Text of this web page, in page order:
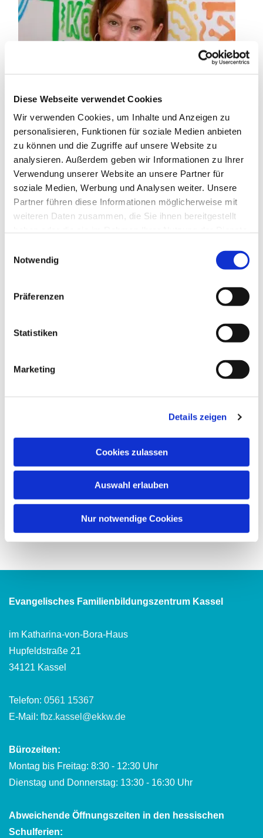
Diese Webseite verwendet Cookies
Wir verwenden Cookies, um Inhalte und Anzeigen zu
personalisieren, Funktionen für soziale Medien anbieten
zu können und die Zugriffe auf unsere Website zu
analysieren. Außerdem geben wir Informationen zu Ihrer
Verwendung unserer Website an unsere Partner für
soziale Medien, Werbung und Analysen weiter. Unsere
Partner führen diese Informationen möglicherweise mit
weiteren Daten zusammen, die Sie ihnen bereitgestellt
Notwendig
Präferenzen
Statistiken
Marketing
Details zeigen
Cookies zulassen
Auswahl erlauben
Nur notwendige Cookies
Evangelisches Familienbildungszentrum Kassel
im Katharina-von-Bora-Haus
Hupfeldstraße 21
34121 Kassel
Telefon: 0561 15367
E-Mail: fbz.kassel@ekkw.de
Bürozeiten:
Montag bis Freitag: 8:30 - 12:30 Uhr
Dienstag und Donnerstag: 13:30 - 16:30 Uhr
Abweichende Öffnungszeiten in den hessischen
Schulferien: